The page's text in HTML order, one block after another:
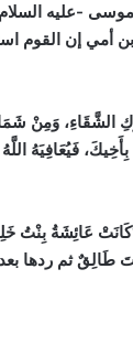
-عليه
إن القوم
وَمِنْ شَمَاتَةِ
فَيُعَافِيَهُ
عَائِشَةُ بِنْتُ
طَالِقٌ ثم ردها